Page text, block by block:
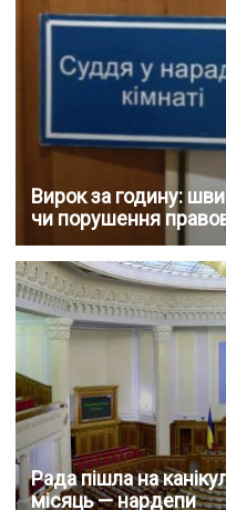
Вирок за годину:
чи порушення
Рада пішла на
місяць — нардепи